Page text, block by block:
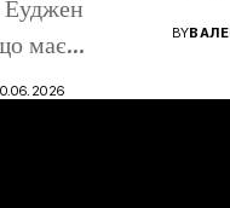
Еуджен
має
BY